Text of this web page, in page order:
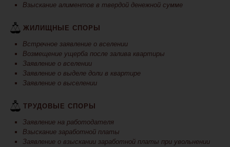
Взыскание алиментов в твердой денежной сумме
ЖИЛИЩНЫЕ СПОРЫ
Встречное заявление о вселении
Возмещение ущерба после залива квартиры
Заявление о вселении
Заявление о выделе доли в квартире
Заявление о выселении
ТРУДОВЫЕ СПОРЫ
Заявление на работодателя
Взыскание заработной платы
Заявление о взыскании заработной платы при увольнении